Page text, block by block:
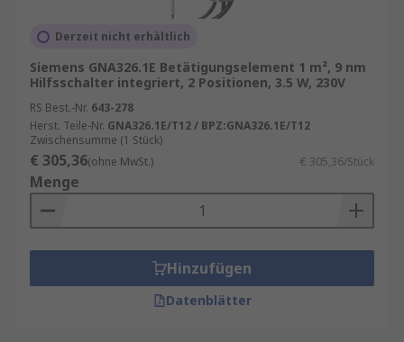
Derzeit nicht erhältlich
Siemens GNA326.1E Betätigungselement 1 m², 9 nm
Hilfsschalter integriert, 2 Positionen, 3.5 W, 230V
RS Best.-Nr. 643-278
Herst. Teile-Nr. GNA326.1E/T12 / BPZ:GNA326.1E/T12
Zwischensumme (1 Stück)
€ 305,36(ohne MwSt.) € 305,36/Stück
Menge
Hinzufügen
Datenblätter